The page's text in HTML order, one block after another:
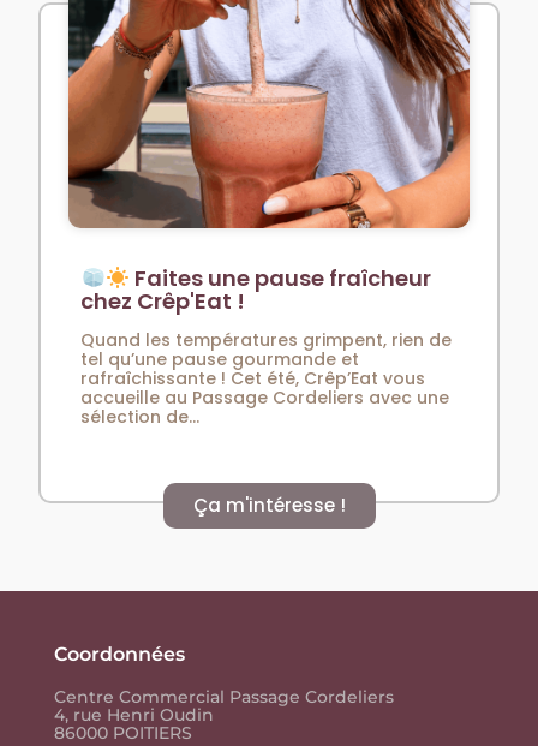
Faites une pause fraîcheur
chez Crêp'Eat !
Quand les températures grimpent, rien de
tel qu’une pause gourmande et
rafraîchissante ! Cet été, Crêp’Eat vous
accueille au Passage Cordeliers avec une
sélection de...
Ça m'intéresse !
Coordonnées
Centre Commercial Passage Cordeliers
4, rue Henri Oudin
86000 POITIERS